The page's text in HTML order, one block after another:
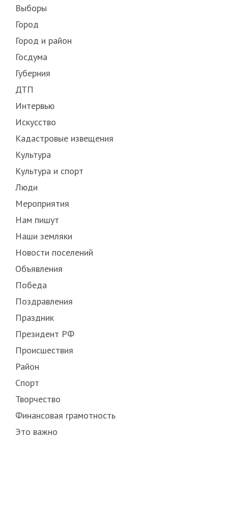
Выборы
Город
Город и район
Госдума
Губерния
ДТП
Интервью
Искусство
Кадастровые извещения
Культура
Культура и спорт
Люди
Мероприятия
Нам пишут
Наши земляки
Новости поселений
Объявления
Победа
Поздравления
Праздник
Президент РФ
Происшествия
Район
Спорт
Творчество
Финансовая грамотность
Это важно